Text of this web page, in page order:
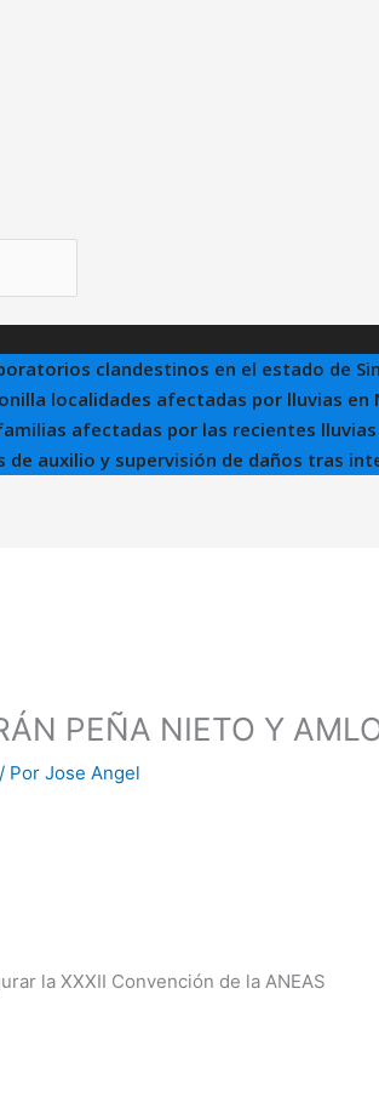
clandestinos en el estado de
localidades afectadas por lluvias en
familias afectadas por las recientes
de auxilio y supervisión de daños tras
PEÑA NIETO Y
/ PorJose Angel
la XXXII Convención de la ANEAS